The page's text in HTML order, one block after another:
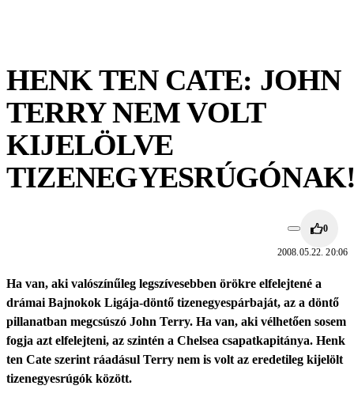
HENK TEN CATE: JOHN
TERRY NEM VOLT
KIJELÖLVE
0
2008.05.22. 20:06
Ha van, aki valószínűleg legszívesebben örökre elfelejtené a
drámai Bajnokok Ligája-döntő tizenegyespárbaját, az a döntő
pillanatban megcsúszó John Terry. Ha van, aki vélhetően sosem
fogja azt elfelejteni, az szintén a Chelsea csapatkapitánya. Henk
ten Cate szerint ráadásul Terry nem is volt az eredetileg kijelölt
tizenegyesrúgók között.